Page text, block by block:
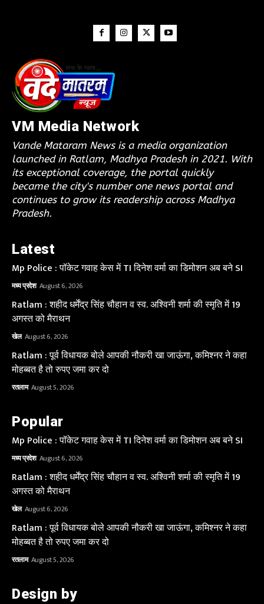
VM Media Network
Vande Mataram News is a media organization
launched in Ratlam, Madhya Pradesh in 2021. With
its exceptional coverage, the portal quickly
became the city's number one news portal and
continues to grow its readership across Madhya
Pradesh.
Latest
Mp Police : पॉकेट गवाह केस में TI दिनेश वर्मा का डिमोशन अब बने SI
मध्य प्रदेश August 6, 2026
Ratlam : शहीद धर्मेंद्र सिंह चौहान व स्व. अश्विनी शर्मा की स्मृति में 19
अगस्त को मैराथन
खेल August 6, 2026
Ratlam : पूर्व विधायक बोले आपकी नौकरी खा जाऊंगा, कमिश्नर ने कहा
मोहब्बत है तो रुपए जमा कर दो
रतलाम August 5, 2026
Popular
Mp Police : पॉकेट गवाह केस में TI दिनेश वर्मा का डिमोशन अब बने SI
मध्य प्रदेश August 6, 2026
Ratlam : शहीद धर्मेंद्र सिंह चौहान व स्व. अश्विनी शर्मा की स्मृति में 19
अगस्त को मैराथन
खेल August 6, 2026
Ratlam : पूर्व विधायक बोले आपकी नौकरी खा जाऊंगा, कमिश्नर ने कहा
मोहब्बत है तो रुपए जमा कर दो
रतलाम August 5, 2026
Design by